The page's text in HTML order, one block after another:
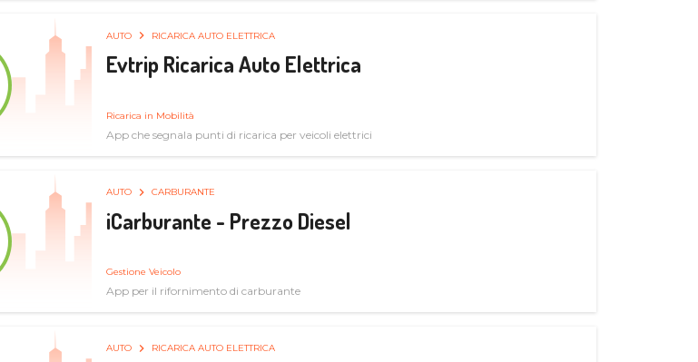
AUTO RICARICA AUTO ELETTRICA
Evtrip Ricarica Auto Elettrica
Ricarica in Mobilità
App che segnala punti di ricarica per veicoli elettrici
AUTO CARBURANTE
iCarburante - Prezzo Diesel
Gestione Veicolo
App per il rifornimento di carburante
AUTO RICARICA AUTO ELETTRICA